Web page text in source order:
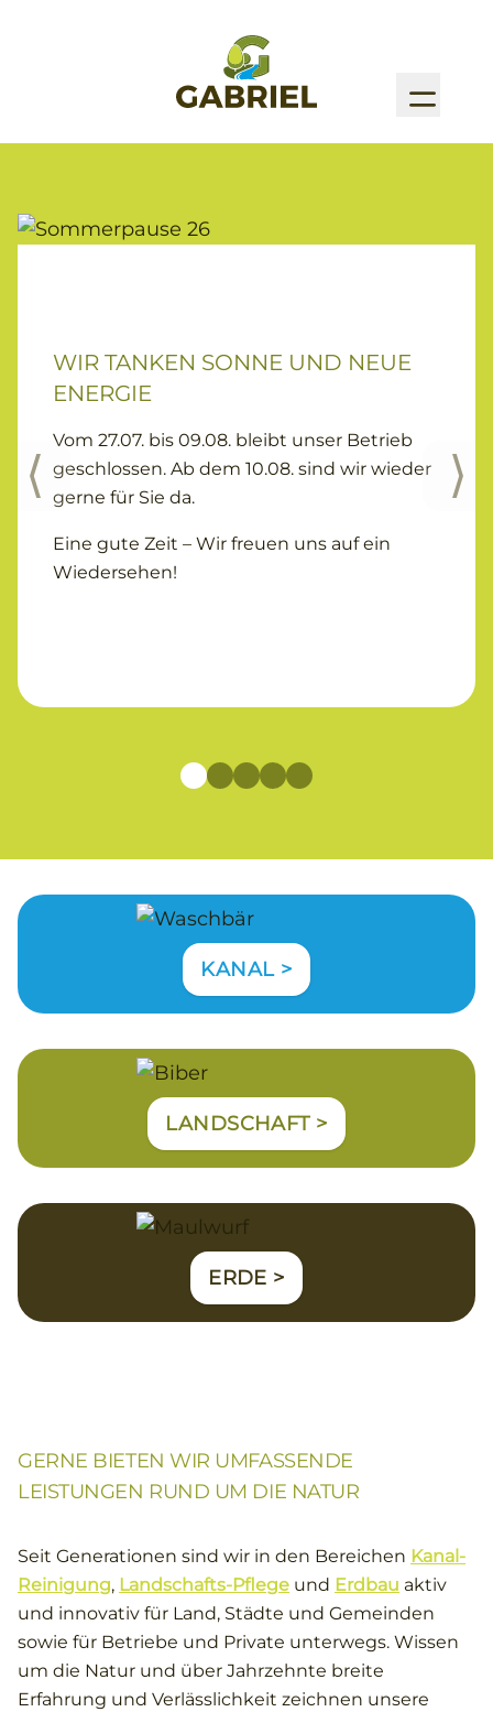
PREVIOUS SLIDE
WIR TANKEN SONNE UND NEUE
ENERGIE
Vom 27.07. bis 09.08. bleibt unser Betrieb
geschlossen. Ab dem 10.08. sind wir wieder
gerne für Sie da.
Eine gute Zeit – Wir freuen uns auf ein
Wiedersehen!
KANAL >
LANDSCHAFT >
ERDE >
GERNE BIETEN WIR UMFASSENDE
LEISTUNGEN RUND UM DIE NATUR
Seit Generationen sind wir in den Bereichen Kanal-
Reinigung, Landschafts-Pflege und Erdbau aktiv
und innovativ für Land, Städte und Gemeinden
sowie für Betriebe und Private unterwegs. Wissen
um die Natur und über Jahrzehnte breite
Erfahrung und Verlässlichkeit zeichnen unsere